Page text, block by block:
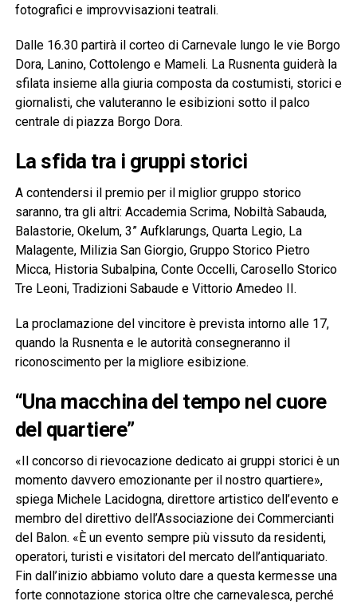
fotografici e improvvisazioni teatrali.
Dalle 16.30 partirà il corteo di Carnevale lungo le vie Borgo
Dora, Lanino, Cottolengo e Mameli. La Rusnenta guiderà la
sfilata insieme alla giuria composta da costumisti, storici e
giornalisti, che valuteranno le esibizioni sotto il palco
centrale di piazza Borgo Dora.
La sfida tra i gruppi storici
A contendersi il premio per il miglior gruppo storico
saranno, tra gli altri: Accademia Scrima, Nobiltà Sabauda,
Balastorie, Okelum, 3” Aufklarungs, Quarta Legio, La
Malagente, Milizia San Giorgio, Gruppo Storico Pietro
Micca, Historia Subalpina, Conte Occelli, Carosello Storico
Tre Leoni, Tradizioni Sabaude e Vittorio Amedeo II.
La proclamazione del vincitore è prevista intorno alle 17,
quando la Rusnenta e le autorità consegneranno il
riconoscimento per la migliore esibizione.
“Una macchina del tempo nel cuore
del quartiere”
«Il concorso di rievocazione dedicato ai gruppi storici è un
momento davvero emozionante per il nostro quartiere»,
spiega Michele Lacidogna, direttore artistico dell’evento e
membro del direttivo dell’Associazione dei Commercianti
del Balon. «È un evento sempre più vissuto da residenti,
operatori, turisti e visitatori del mercato dell’antiquariato.
Fin dall’inizio abbiamo voluto dare a questa kermesse una
forte connotazione storica oltre che carnevalesca, perché